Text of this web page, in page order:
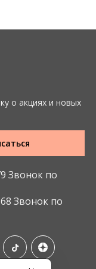
о акциях и новых
Звонок по
Звонок по